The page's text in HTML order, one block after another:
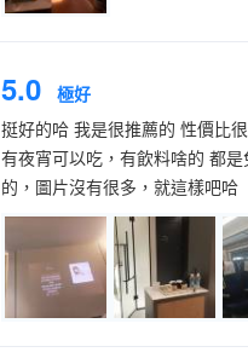
5.0 極好
挺好的哈 我是很推薦的 性價比
有夜宵可以吃，有飲料啥的 都
的，圖片沒有很多，就這樣吧哈